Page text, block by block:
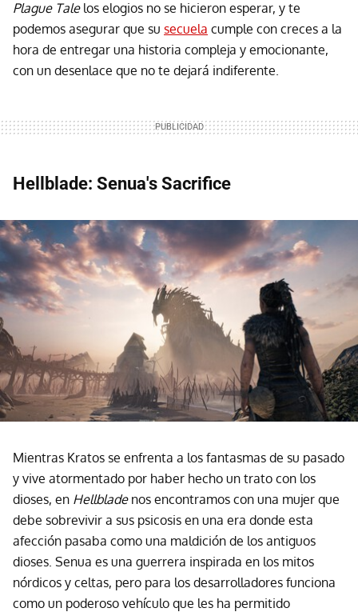
Plague Talelos elogios no se hicieron esperar, y te
podemos asegurar que su secuela cumple con creces a la
hora de entregar una historia compleja y emocionante,
con un desenlace que no te dejará indiferente.
Hellblade: Senua's Sacrifice
Mientras Kratos se enfrenta a los fantasmas de su pasado
y vive atormentado por haber hecho un trato con los
dioses, en Hellbladenos encontramos con una mujer que
debe sobrevivir a sus psicosis en una era donde esta
afección pasaba como una maldición de los antiguos
dioses. Senua es una guerrera inspirada en los mitos
nórdicos y celtas, pero para los desarrolladores funciona
como un poderoso vehículo que les ha permitido